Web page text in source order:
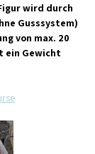
wird durch
Gusssystem)
von max. 20
ein Gewicht